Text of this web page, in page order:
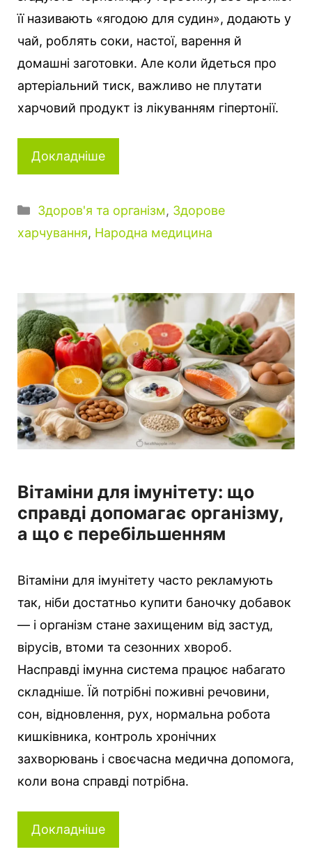
її називають «ягодою для судин», додають у
чай, роблять соки, настої, варення й
домашні заготовки. Але коли йдеться про
артеріальний тиск, важливо не плутати
харчовий продукт із лікуванням гіпертонії.
Докладніше
Категорії
Здоров'я та організм, Здорове
харчування, Народна медицина
Вітаміни для імунітету: що
справді допомагає організму,
а що є перебільшенням
Вітаміни для імунітету часто рекламують
так, ніби достатньо купити баночку добавок
— і організм стане захищеним від застуд,
вірусів, втоми та сезонних хвороб.
Насправді імунна система працює набагато
складніше. Їй потрібні поживні речовини,
сон, відновлення, рух, нормальна робота
кишківника, контроль хронічних
захворювань і своєчасна медична допомога,
коли вона справді потрібна.
Докладніше